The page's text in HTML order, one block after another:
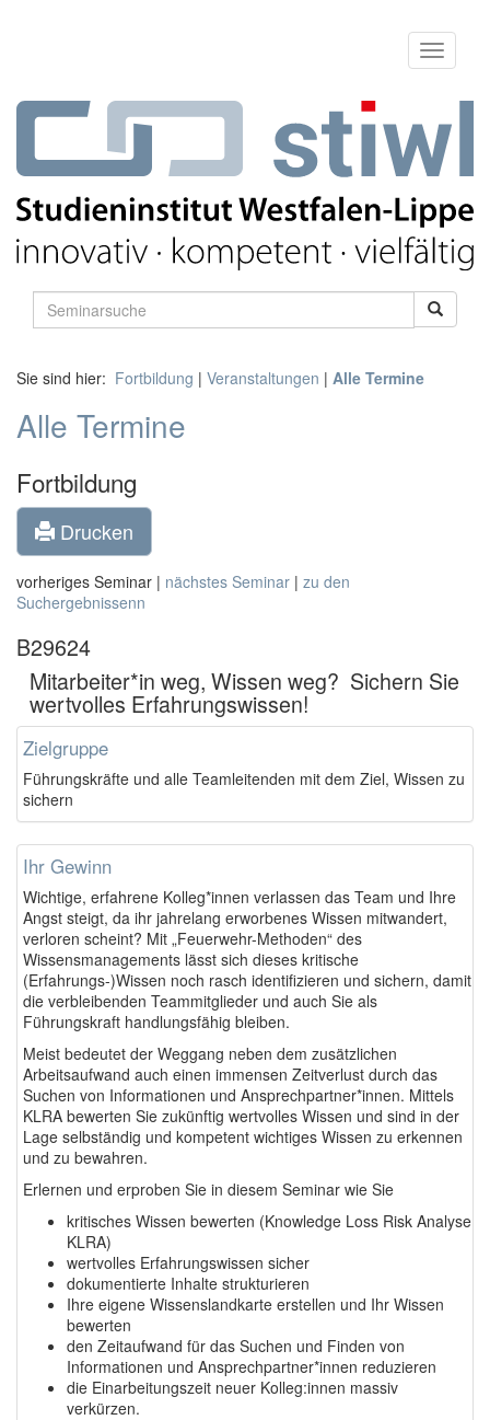
Sie sind hier: Fortbildung | Veranstaltungen | Alle Termine
Alle Termine
Fortbildung
Drucken
vorheriges Seminar | nächstes Seminar | zu den
Suchergebnissenn
B29624
Mitarbeiter*in weg, Wissen weg?  Sichern Sie
wertvolles Erfahrungswissen!
Zielgruppe
Führungskräfte und alle Teamleitenden mit dem Ziel, Wissen zu
sichern
Ihr Gewinn
Wichtige, erfahrene Kolleg*innen verlassen das Team und Ihre
Angst steigt, da ihr jahrelang erworbenes Wissen mitwandert,
verloren scheint? Mit „Feuerwehr-Methoden“ des
Wissensmanagements lässt sich dieses kritische
(Erfahrungs-)Wissen noch rasch identifizieren und sichern, damit
die verbleibenden Teammitglieder und auch Sie als
Führungskraft handlungsfähig bleiben.
Meist bedeutet der Weggang neben dem zusätzlichen
Arbeitsaufwand auch einen immensen Zeitverlust durch das
Suchen von Informationen und Ansprechpartner*innen. Mittels
KLRA bewerten Sie zukünftig wertvolles Wissen und sind in der
Lage selbständig und kompetent wichtiges Wissen zu erkennen
und zu bewahren.
Erlernen und erproben Sie in diesem Seminar wie Sie
kritisches Wissen bewerten (Knowledge Loss Risk Analyse
KLRA)
wertvolles Erfahrungswissen sicher
dokumentierte Inhalte strukturieren
Ihre eigene Wissenslandkarte erstellen und Ihr Wissen
bewerten
den Zeitaufwand für das Suchen und Finden von
Informationen und Ansprechpartner*innen reduzieren
die Einarbeitungszeit neuer Kolleg:innen massiv
verkürzen.